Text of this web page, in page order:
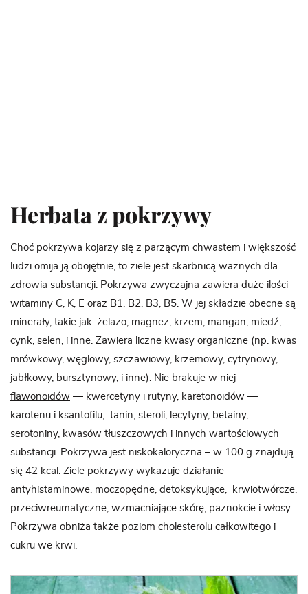
Herbata z pokrzywy
Choć pokrzywa kojarzy się z parzącym chwastem i większość
ludzi omija ją obojętnie, to ziele jest skarbnicą ważnych dla
zdrowia substancji. Pokrzywa zwyczajna zawiera duże ilości
witaminy C, K, E oraz B1, B2, B3, B5. W jej składzie obecne są
minerały, takie jak: żelazo, magnez, krzem, mangan, miedź,
cynk, selen, i inne. Zawiera liczne kwasy organiczne (np. kwas
mrówkowy, węglowy, szczawiowy, krzemowy, cytrynowy,
jabłkowy, bursztynowy, i inne). Nie brakuje w niej
flawonoidów — kwercetyny i rutyny, karetonoidów —
karotenu i ksantofilu, tanin, steroli, lecytyny, betainy,
serotoniny, kwasów tłuszczowych i innych wartościowych
substancji. Pokrzywa jest niskokaloryczna – w 100 g znajdują
się 42 kcal. Ziele pokrzywy wykazuje działanie
antyhistaminowe, moczopędne, detoksykujące, krwiotwórcze,
przeciwreumatyczne, wzmacniające skórę, paznokcie i włosy.
Pokrzywa obniża także poziom cholesterolu całkowitego i
cukru we krwi.